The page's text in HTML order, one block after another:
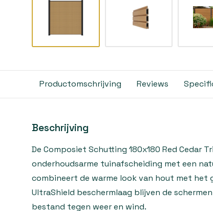
Productomschrijving Reviews
Beschrijving
De Composiet Schutting 180x180 Red Cedar
onderhoudsarme tuinafscheiding met een
combineert de warme look van hout met het
UltraShield beschermlaag blijven de
bestand tegen weer en wind.